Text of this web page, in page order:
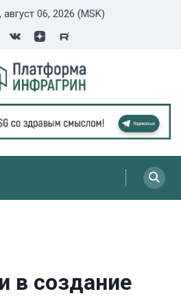
август 06, 2026 (MSK)
в создание